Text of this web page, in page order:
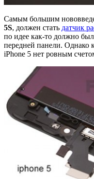
Самым большим
5S, должен стать датчик
по идее как-то должно
передней панели. Однако
iPhone 5 нет ровным